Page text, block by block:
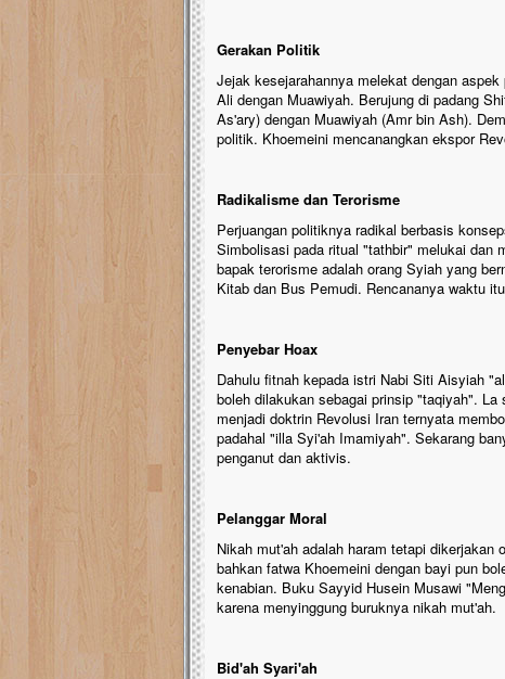
Gerakan Politik
Jejak kesejarahannya melekat dengan
Ali dengan Muawiyah. Berujung di padang
As'ary) dengan Muawiyah (Amr bin Ash).
politik. Khoemeini mencanangkan ekspor
Radikalisme dan Terorisme
Perjuangan politiknya radikal berbasis
Simbolisasi pada ritual "tathbir" melukai dan
bapak terorisme adalah orang Syiah yang
Kitab dan Bus Pemudi. Rencananya waktu
Penyebar Hoax
Dahulu fitnah kepada istri Nabi Siti Aisyiah
boleh dilakukan sebagai prinsip "taqiyah".
menjadi doktrin Revolusi Iran ternyata
padahal "illa Syi'ah Imamiyah". Sekarang
penganut dan aktivis.
Pelanggar Moral
Nikah mut'ah adalah haram tetapi
bahkan fatwa Khoemeini dengan bayi pun
kenabian. Buku Sayyid Husein Musawi
karena menyinggung buruknya nikah mut'ah.
Bid'ah Syari'ah